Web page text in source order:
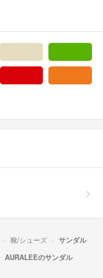
靴/シューズ
サンダル
AURALEEのサンダル